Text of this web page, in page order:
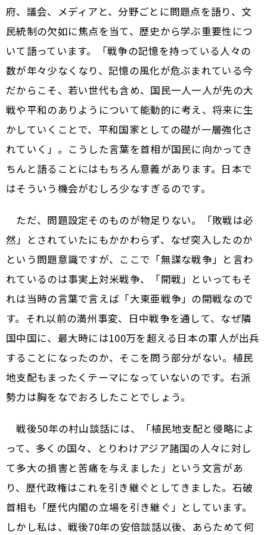
府、議会、メディアと、分野ごとに問題点を語り、文
民統制の欠如に焦点を当て、歴史から学ぶ重要性につ
いて語っています。「戦争の記憶を持っている人々の
数が年々少なくなり、記憶の風化が危ぶまれている今
だからこそ、若い世代も含め、国民一人一人が先の大
戦や平和のありようについて能動的に考え、将来に生
かしていくことで、平和国家としての礎が一層強化さ
れていく」。こうした言葉を首相が国民に向かってき
ちんと語ることにはもちろん意義があります。日本で
はそういう機会がむしろ少なすぎるのです。
ただ、問題設定そのものが物足りない。「敗戦は必
然」とされていたにもかかわらず、なぜ突入したのか
という問題意識ですが、ここで「無謀な戦争」と言わ
れているのは事実上対米戦争、「開戦」といってもそ
れは当時の言葉で言えば「大東亜戦争」の開戦なので
す。それ以前の満州事変、日中戦争を通して、なぜ隣
国中国に、最大時には100万を超える日本の軍人が出兵
することになったのか、そこを問う部分がない。植民
地支配もまったくテーマになっていないのです。右派
勢力は胸をなでおろしたことでしょう。
戦後50年の村山談話には、「植民地支配と侵略によ
って、多くの国々、とりわけアジア諸国の人々に対し
て多大の損害と苦痛を与えました」という文言があ
り、歴代政権はこれを引き継ぐとしてきました。石破
首相も「歴代内閣の立場を引き継ぐ」としています。
しかし私は、戦後70年の安倍談話以後、あらためて何